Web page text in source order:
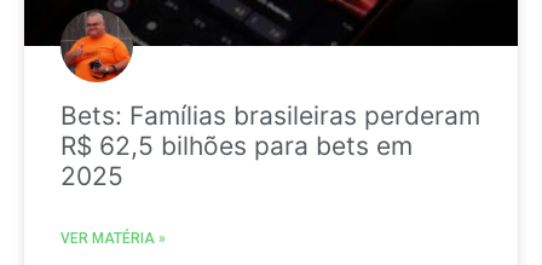
Bets: Famílias brasileiras perderam
R$ 62,5 bilhões para bets em
2025
VER MATÉRIA »